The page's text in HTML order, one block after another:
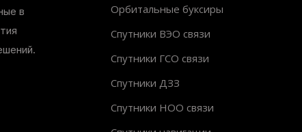
в
Орбитальные буксиры
Спутники ВЭО связи
Спутники ГСО связи
Спутники ДЗЗ
Спутники НОО связи